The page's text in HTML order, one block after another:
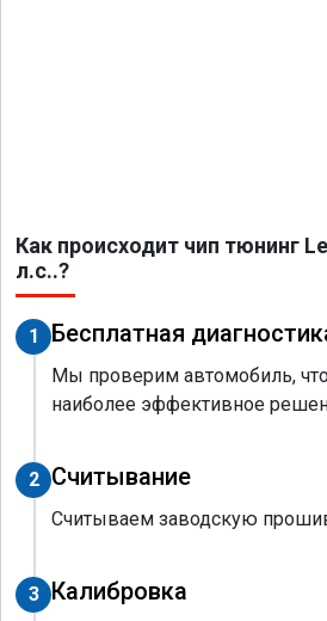
Как происходит чип тюнинг
л.с..?
1 Бесплатная
Мы проверим автомобиль,
наиболее эффективное
2 Считывание
Считываем заводскую
3 Калибровка